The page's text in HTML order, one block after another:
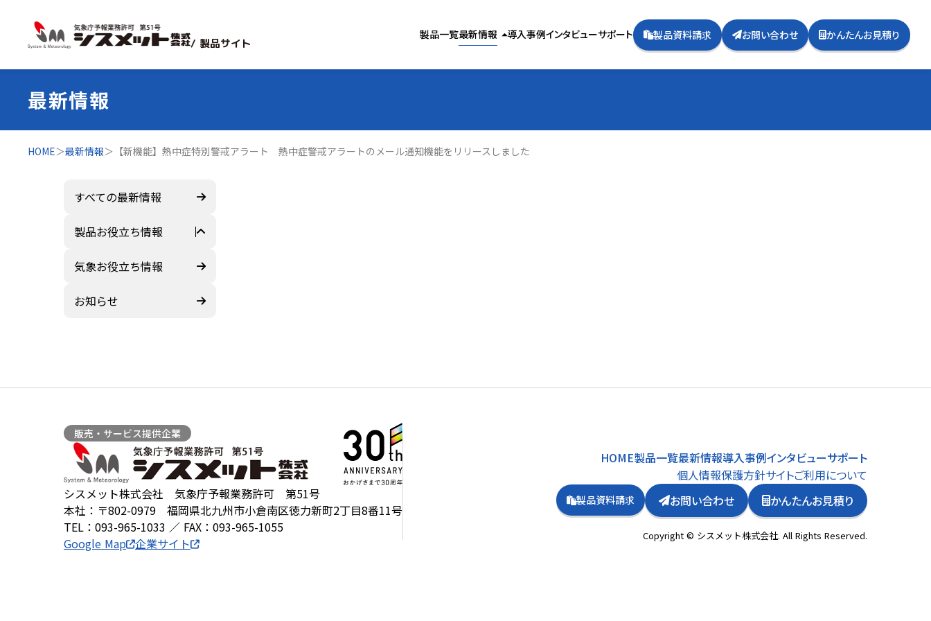
/ 製品サイト
製品一覧最新情報 arrow_drop_up
気象お役立ち情報
導入事例インタビューサポート 製品資料請求 お問い合わせ かんたんお見積り
最新情報
HOME＞最新情報＞ 【新機能】熱中症特別警戒アラート 熱中症警戒アラートのメール通知機能をリリースしました
すべての最新情報
製品お役立ち情報
すべて
ZEROSAI X-AI
気象お役立ち情報
お知らせ
販売・サービス提供企業
シスメット株式会社 気象庁予報業務許可 第51号
本社：〒802-0979 福岡県北九州市小倉南区徳力新町2丁目8番11号
TEL：093-965-1033 ／ FAX：093-965-1055
Google Map 企業サイト
HOME製品一覧最新情報導入事例インタビューサポート
個人情報保護方針サイトご利用について
製品資料請求 お問い合わせ かんたんお見積り
Copyright © シスメット株式会社. All Rights Reserved.